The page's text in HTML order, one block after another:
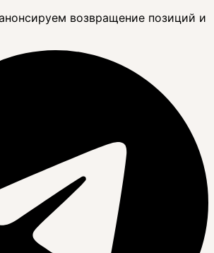
возвращение позиций и